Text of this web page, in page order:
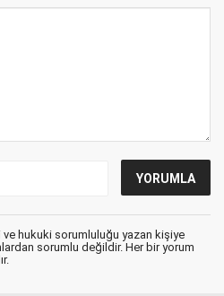
ve hukuki sorumluluğu yazan kişiye
sorumlu değildir. Her bir yorum